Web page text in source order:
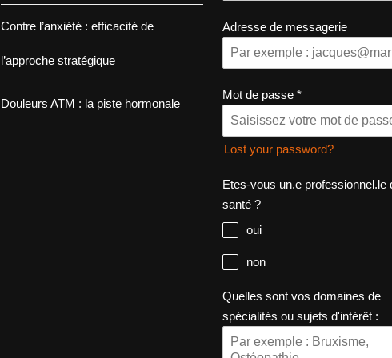
Contre l’anxiété : efficacité de
l’approche stratégique
Douleurs ATM : la piste hormonale
Adresse de messagerie
Mot de passe *
Lost your password?
Etes-vous un.e professionnel.le
santé ?
oui
non
Quelles sont vos domaines de
spécialités ou sujets d'intérêt :